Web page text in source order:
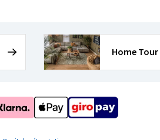
Home Tour